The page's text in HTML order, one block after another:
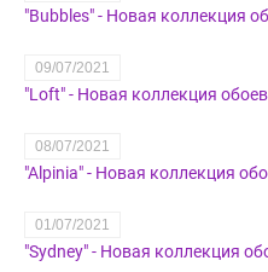
"Bubbles" - Новая коллекция
09/07/2021
"Loft" - Новая коллекция
08/07/2021
"Alpinia" - Новая коллекция
01/07/2021
"Sydney" - Новая коллекция